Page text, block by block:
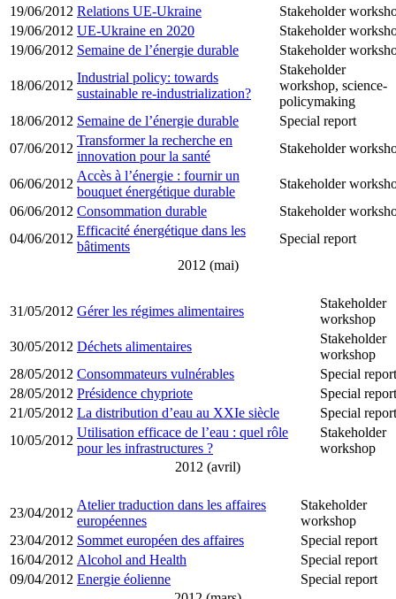
19/06/2012 Relations UE-Ukraine
Stakeholder
19/06/2012 UE-Ukraine en 2020
Stakeholder
19/06/2012 Semaine de l’énergie durable Stakeholder
18/06/2012
Industrial policy: towards
sustainable re-industrialization?
Stakeholder
workshop, science-
policymaking
18/06/2012 Semaine de l’énergie durable
Special report
07/06/2012
Transformer la recherche en
innovation pour la santé
Stakeholder
06/06/2012
Accès à l’énergie : fournir un
bouquet énergétique durable
Stakeholder
06/06/2012 Consommation durable
Stakeholder
04/06/2012
Efficacité énergétique dans les
bâtiments
Special report
2012 (mai)
31/05/2012 Gérer les régimes alimentaires
Stakeholder
workshop
30/05/2012 Déchets alimentaires
Stakeholder
workshop
28/05/2012 Consommateurs vulnérables
Special report
28/05/2012 Présidence chypriote
Special report
21/05/2012 La distribution d’eau au XXIe siècle
Special report
10/05/2012
Utilisation efficace de l’eau : quel rôle
pour les infrastructures ?
Stakeholder
workshop
2012 (avril)
23/04/2012
Atelier traduction dans les affaires
européennes
Stakeholder
workshop
23/04/2012 Sommet européen des affaires
Special report
16/04/2012 Alcohol and Health
Special report
09/04/2012 Energie éolienne
Special report